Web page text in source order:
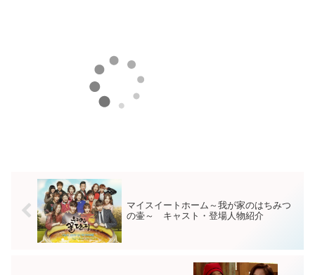
マイスイートホーム～我が家のはちみつ
の壷～ キャスト・登場人物紹介